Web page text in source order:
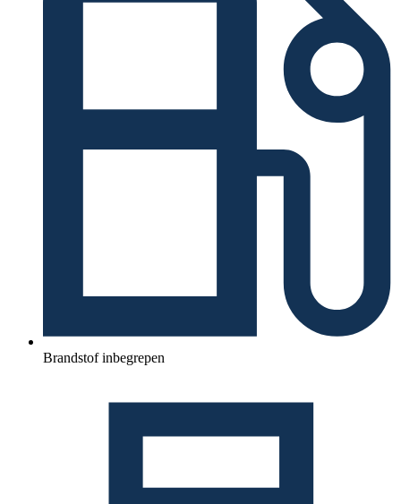
Brandstof inbegrepen